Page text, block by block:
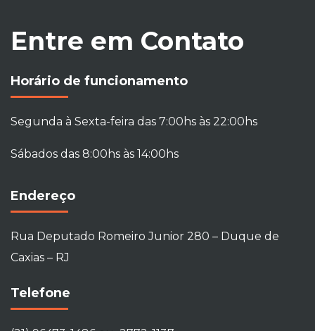
Entre em Contato
Horário de funcionamento
Segunda à Sexta-feira das 7:00hs às 22:00hs
Sábados das 8:00hs às 14:00hs
Endereço
Rua Deputado Romeiro Junior 280 – Duque de
Caxias – RJ
Telefone